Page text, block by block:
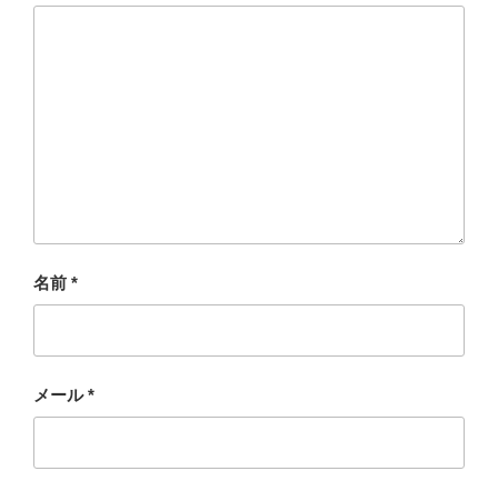
名前 *
メール*